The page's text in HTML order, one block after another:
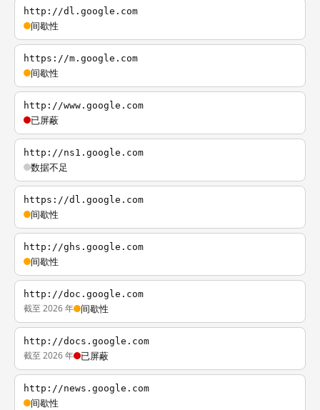
http://dl.google.com
间歇性
https://m.google.com
间歇性
http://www.google.com
已屏蔽
http://ns1.google.com
数据不足
https://dl.google.com
间歇性
http://ghs.google.com
间歇性
http://doc.google.com
截至 2026 年 间歇性
http://docs.google.com
截至 2026 年 已屏蔽
http://news.google.com
间歇性